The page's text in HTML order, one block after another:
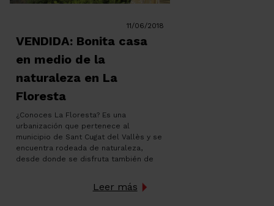
11/06/2018
VENDIDA: Bonita casa
en medio de la
naturaleza en La
Floresta
¿Conoces La Floresta? Es una
urbanización que pertenece al
municipio de Sant Cugat del Vallès y se
encuentra rodeada de naturaleza,
desde donde se disfruta también de
se encuentra esta confortable casa
unifamiliar. A sólo 10 min. de la
Leer más